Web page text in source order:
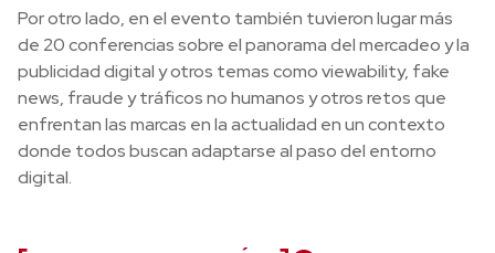
Por otro lado, en el evento también tuvieron lugar más
de 20 conferencias sobre el panorama del mercadeo y la
publicidad digital y otros temas como viewability, fake
news, fraude y tráficos no humanos y otros retos que
enfrentan las marcas en la actualidad en un contexto
donde todos buscan adaptarse al paso del entorno
digital.